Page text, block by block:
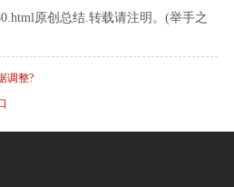
原创总结.转载请注明。(举手之
调整?